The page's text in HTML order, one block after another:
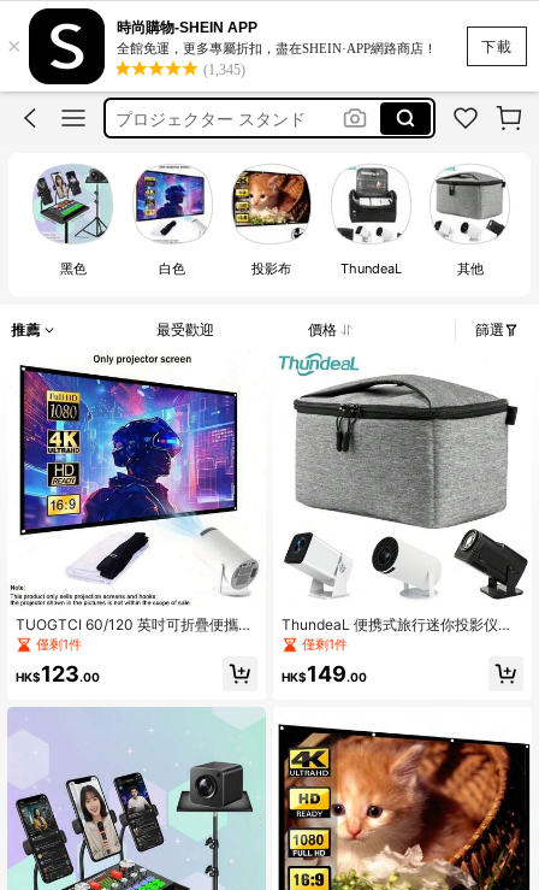
下載
×
時尚購物-SHEIN APP
全館免運，更多專屬折扣，盡在SHEIN·APP網路商店！
(1,345)
プロジェクタースクリーンスタンド
شاشه
プロジェクター スタンド
黑色 白色 投影布 ThundeaL 其他
推薦 最受歡迎 價格 篩選
TUOGTCI 60/120 英吋可折疊便攜式
投影幕布 - 16:9 HD 4K 輕量防皺布
料，適用於家庭劇院、派對、辦公
室、教室 - 無需電源，安裝簡單，便
僅剩1件
HK$123.00
ThundeaL 便携式旅行迷你投影仪收
纳盒 HY300 Pro HY300W HY320
Mini HY320W TD80W 投影仪便携包
保护套
僅剩1件
HK$149.00